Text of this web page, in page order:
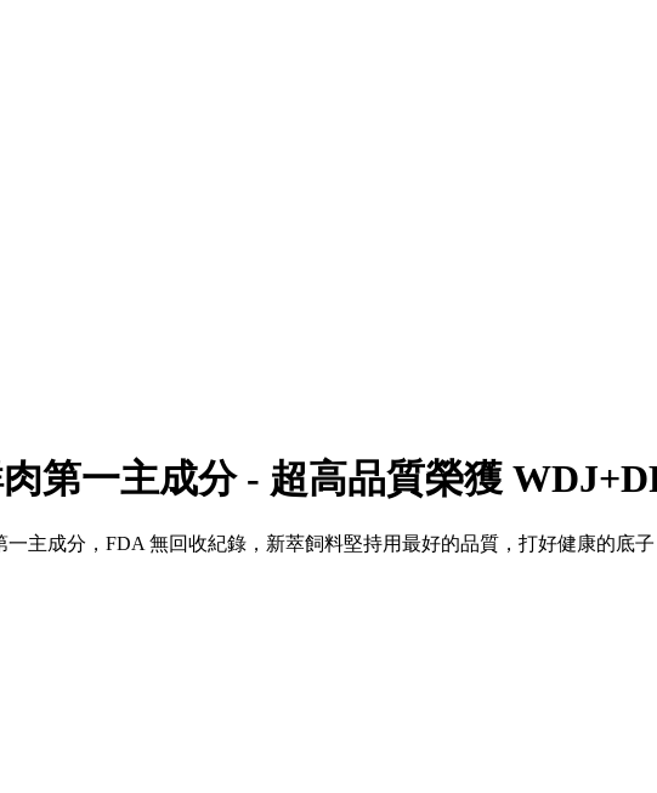
第一主成分 - 超高品質榮獲
主成分，FDA 無回收紀錄，新萃飼料堅持用最好的品質，打好健康的底子